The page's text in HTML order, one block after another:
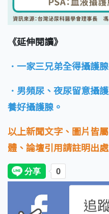
《延伸閱讀》
．一家三兄弟全得攝護
．男頻尿、夜尿留意攝
養好攝護腺。
以上新聞文字、圖片皆
體、論壇引用請註明出處